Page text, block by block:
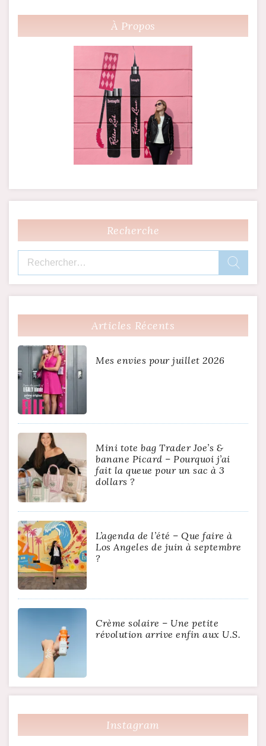
À Propos
Recherche
Rechercher :
Articles Récents
Mes envies pour juillet 2026
Mini tote bag Trader Joe’s &
banane Picard – Pourquoi j’ai
fait la queue pour un sac à 3
dollars ?
L’agenda de l’été – Que faire à
Los Angeles de juin à septembre
?
Crème solaire – Une petite
révolution arrive enfin aux U.S.
Instagram